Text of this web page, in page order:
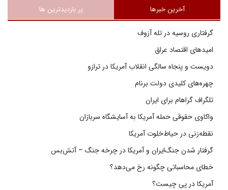
آخرین خبرها پر بازدیدترین ها
گرفتاری روسیه در تله آزوف
امیدهای اقتصاد عراق
دویست و پنجاه سالگی انقلاب آمریکا در ترازو
چهره‌های کلیدی دولت برنام
تلگراف گراهام برای ایران
واکاوی حقوقی حمله آمریکا به آسایشگاه سربازان
نقطه‌زنی در حیاط‌خلوت آمریکا
گرفتار شدن جنگ‌ایران و آمریکا در چرخه جنگ – آتش‌بس
خطای محاسباتی چگونه رخ می‌دهد؟
آمریکا در پی چیست؟